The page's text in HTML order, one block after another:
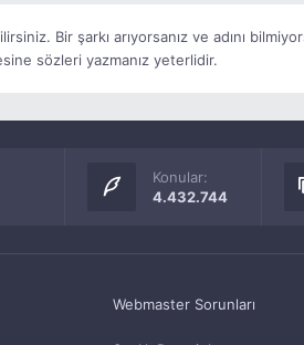
Bir şarkı arıyorsanız ve adını
sözleri yazmanız yeterlidir.
Konular:
4.432.744
Webmaster Sorunları